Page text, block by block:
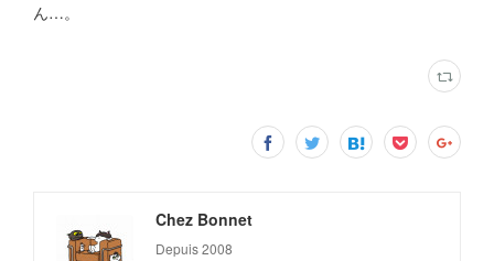
ん…。
Chez Bonnet
Depuis 2008